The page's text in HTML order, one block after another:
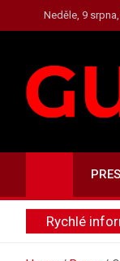
to
Neděle, 9
Rychlé
zábavu i učení